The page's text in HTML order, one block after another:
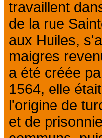
travaillent
de la rue
aux Huiles,
maigres
a été créée
1564, elle
l'origine de
et de